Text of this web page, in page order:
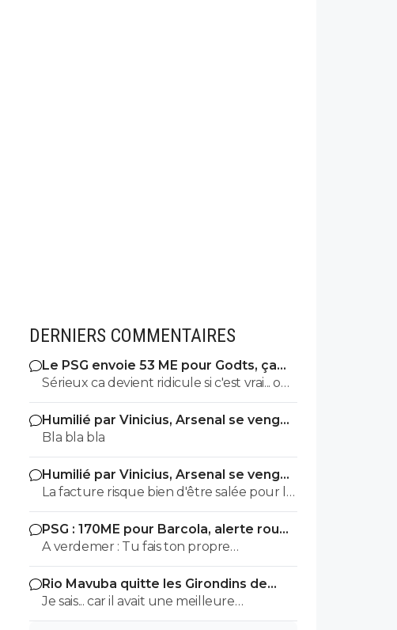
DERNIERS COMMENTAIRES
Le PSG envoie 53 ME pour Godts, ça
bloque toujours
Sérieux ca devient ridicule si c'est vrai... on
a besoin de joueur pour la supercoupe !
sérieux a 5 ou 7M€ pres, go !!
Humilié par Vinicius, Arsenal se venge
sur le PSG
Bla bla bla
Humilié par Vinicius, Arsenal se venge
sur le PSG
La facture risque bien d'être salée pour le
PSG. ^^
PSG : 170ME pour Barcola, alerte rouge
à Liverpool
A verdemer : Tu fais ton propre
monologue... c'est inquiétant non ? Tu
devrais consulter un spécialiste. ^^
Rio Mavuba quitte les Girondins de
Bordeaux
Je sais... car il avait une meilleure
proposition que les Girondins de